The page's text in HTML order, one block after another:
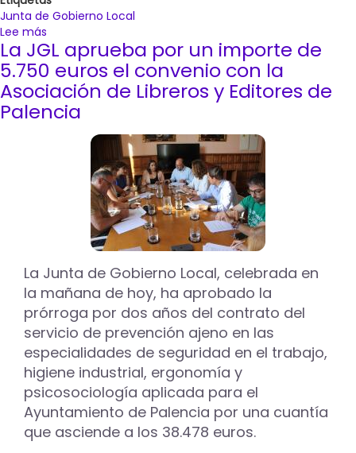
Junta de Gobierno Local
Lee más
La
Junta
de
Gobierno
Local
Regional
en
Baracaldo
La JGL aprueba por un importe de
5.750 euros el convenio con la
Asociación de Libreros y Editores de
Palencia
La Junta de Gobierno Local, celebrada en
la mañana de hoy, ha aprobado la
prórroga por dos años del contrato del
servicio de prevención ajeno en las
especialidades de seguridad en el trabajo,
higiene industrial, ergonomía y
psicosociología aplicada para el
Ayuntamiento de Palencia por una cuantía
que asciende a los 38.478 euros.